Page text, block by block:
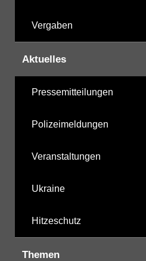
Vergaben
Aktuelles
Pressemitteilungen
Polizeimeldungen
Veranstaltungen
Ukraine
Hitzeschutz
Themen